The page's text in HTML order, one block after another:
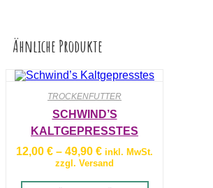
Ähnliche Produkte
TROCKENFUTTER
SCHWIND’S
KALTGEPRESSTES
12,00 € – 49,90 €Preisspanne:
12,00 €
49,90 €
inkl. MwSt.
zzgl. Versand